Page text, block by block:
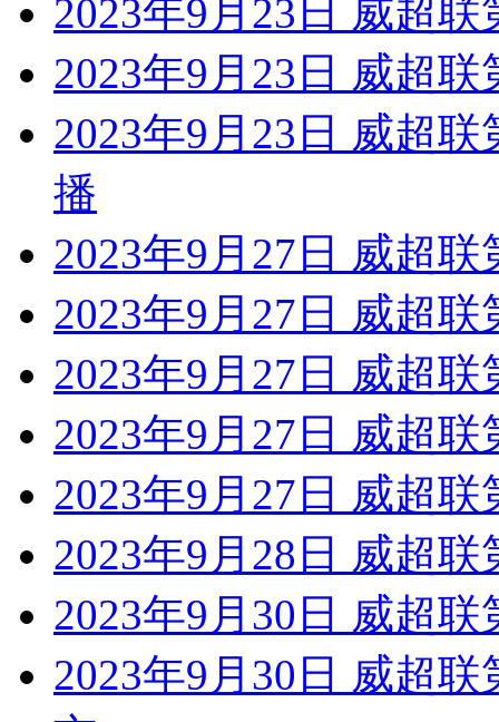
2023年9月23日 威超
2023年9月23日 威超
2023年9月23日 威超
播
2023年9月27日 威超
2023年9月27日 威超
2023年9月27日 威超
2023年9月27日 威超
2023年9月27日 威超
2023年9月28日 威超
2023年9月30日 威超
2023年9月30日 威超